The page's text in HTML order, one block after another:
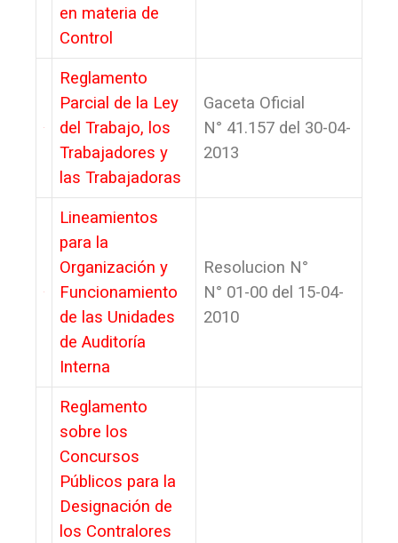
en materia de
Control
Reglamento
Parcial de la Ley
del Trabajo, los
Trabajadores y
las Trabajadoras
Gaceta Oficial
N° 41.157 del 30-04-
2013
Lineamientos
para la
Organización y
Funcionamiento
de las Unidades
de Auditoría
Interna
Resolucion N°
N° 01-00 del 15-04-
2010
Reglamento
sobre los
Concursos
Públicos para la
Designación de
los Contralores